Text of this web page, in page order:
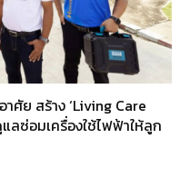
ศัย สร้าง ‘Living Care
ลซ่อมเครื่องใช้ไฟฟ้าให้ลูก